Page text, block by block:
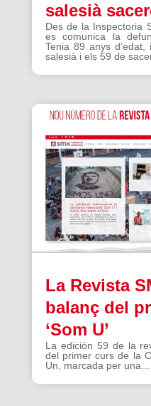
salesià
Des de la Inspectoria
es comunica la
Tenia 89 anys
salesià i els 59 de
La Revista
balanç del
‘Som U’
La edición 59 de la
del primer curs de la
Un, marcada per una...